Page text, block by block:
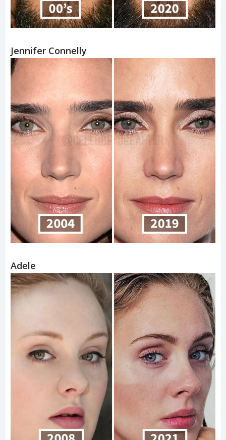
Jennifer Connelly
Adele